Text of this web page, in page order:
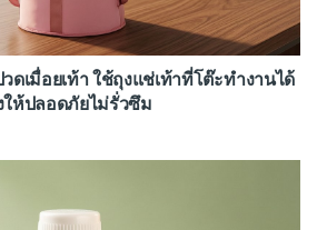
เมื่อยเท้า ใช้ถุงแช่เท้าที่โต๊ะทำงานได้
ให้ปลอดภัยไม่รั่วซึม